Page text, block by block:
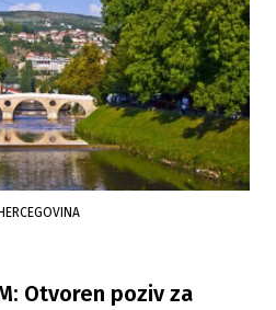
I HERCEGOVINA
Otvoren poziv za